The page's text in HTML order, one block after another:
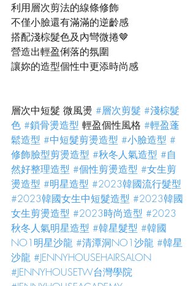
利用層次剪法的線條修飾
不僅小臉還有滿滿的逆齡感
搭配淺棕髮色及內彎微捲🤎
營造出輕盈俐落的氛圍
讓妳的造型個性中更添時尚感
層次中短髮 微風燙 #層次剪髮 #淺棕髮
色 #鎖骨燙造型 輕盈個性風格 #輕盈蓬
鬆造型 #中短髮剪燙造型 #小臉造型 #
修飾臉型剪燙造型 #秋冬人氣造型 #自
然好整理造型 #個性剪燙造型 #女生剪
燙造型 #明星造型 #2023韓國流行髮型
#2023韓國女生中短髮造型 #2023韓國
女生剪燙造型 #2023時尚造型 #2023
秋冬人氣明星造型 #韓星髮型 #韓國
NO1明星沙龍 #清潭洞NO1沙龍 #韓星
沙龍 #JENNYHOUSEHAIRSALON
#JENNYHOUSETW台灣學院